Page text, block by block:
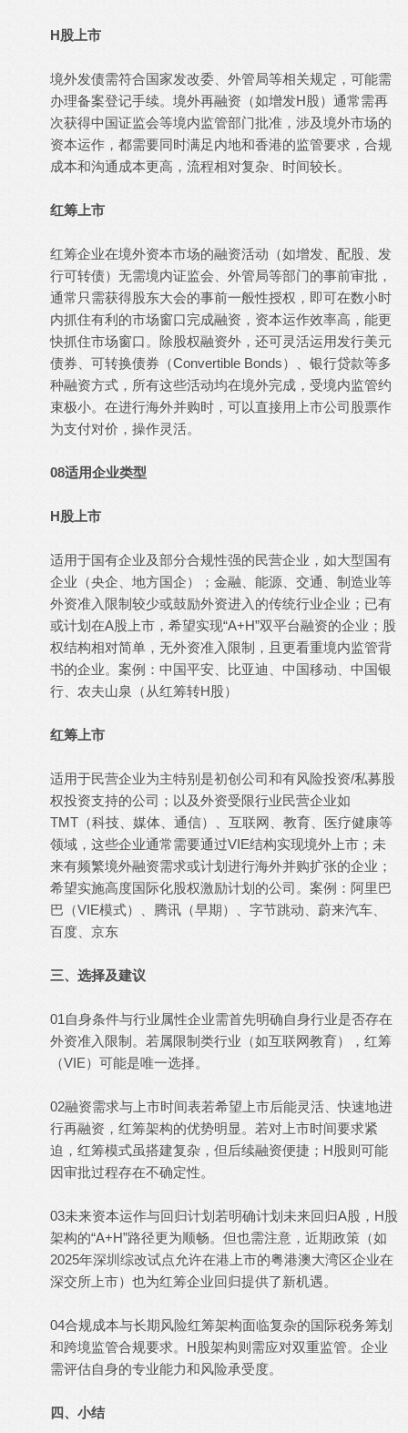
H股上市
境外发债需符合国家发改委、外管局等相关规定，可能需
办理备案登记手续。境外再融资（如增发H股）通常需再
次获得中国证监会等境内监管部门批准，涉及境外市场的
资本运作，都需要同时满足内地和香港的监管要求，合规
成本和沟通成本更高，流程相对复杂、时间较长。
红筹上市
红筹企业在境外资本市场的融资活动（如增发、配股、发
行可转债）无需境内证监会、外管局等部门的事前审批，
通常只需获得股东大会的事前一般性授权，即可在数小时
内抓住有利的市场窗口完成融资，资本运作效率高，能更
快抓住市场窗口。除股权融资外，还可灵活运用发行美元
债券、可转换债券（Convertible Bonds）、银行贷款等多
种融资方式，所有这些活动均在境外完成，受境内监管约
束极小。在进行海外并购时，可以直接用上市公司股票作
为支付对价，操作灵活。
08适用企业类型
H股上市
适用于国有企业及部分合规性强的民营企业，如大型国有
企业（央企、地方国企）；金融、能源、交通、制造业等
外资准入限制较少或鼓励外资进入的传统行业企业；已有
或计划在A股上市，希望实现“A+H”双平台融资的企业；股
权结构相对简单，无外资准入限制，且更看重境内监管背
书的企业。案例：中国平安、比亚迪、中国移动、中国银
行、农夫山泉（从红筹转H股）
红筹上市
适用于民营企业为主特别是初创公司和有风险投资/私募股
权投资支持的公司；以及外资受限行业民营企业如
TMT（科技、媒体、通信）、互联网、教育、医疗健康等
领域，这些企业通常需要通过VIE结构实现境外上市；未
来有频繁境外融资需求或计划进行海外并购扩张的企业；
希望实施高度国际化股权激励计划的公司。案例：阿里巴
巴（VIE模式）、腾讯（早期）、字节跳动、蔚来汽车、
百度、京东
三、选择及建议
01自身条件与行业属性企业需首先明确自身行业是否存在
外资准入限制。若属限制类行业（如互联网教育），红筹
（VIE）可能是唯一选择。
02融资需求与上市时间表若希望上市后能灵活、快速地进
行再融资，红筹架构的优势明显。若对上市时间要求紧
迫，红筹模式虽搭建复杂，但后续融资便捷；H股则可能
因审批过程存在不确定性。
03未来资本运作与回归计划若明确计划未来回归A股，H股
架构的“A+H”路径更为顺畅。但也需注意，近期政策（如
2025年深圳综改试点允许在港上市的粤港澳大湾区企业在
深交所上市）也为红筹企业回归提供了新机遇。
04合规成本与长期风险红筹架构面临复杂的国际税务筹划
和跨境监管合规要求。H股架构则需应对双重监管。企业
需评估自身的专业能力和风险承受度。
四、小结